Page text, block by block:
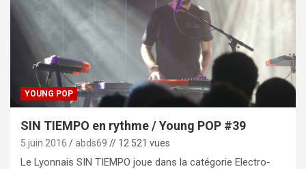
YOUNG POP
SIN TIEMPO en rythme / Young POP #39
5 juin 2016 abds69 // 12 521 vues
Le Lyonnais SIN TIEMPO joue dans la catégorie Electro-